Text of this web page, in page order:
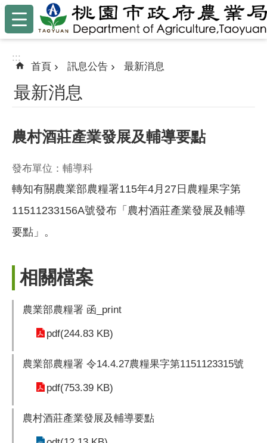
跳到主要內容區塊
:::
:::
首頁 訊息公告 最新消息
最新消息
農村酒莊產業發展及輔導要點
發布單位：輔導科
轉知有關農業部農糧署115年4月27日農糧果字第
11511233156A號發布「農村酒莊產業發展及輔導
要點」。
相關檔案
農業部農糧署 函_print
pdf(244.83 KB)
農業部農糧署 令14.4.27農糧果字第1151123315號
pdf(753.39 KB)
農村酒莊產業發展及輔導要點